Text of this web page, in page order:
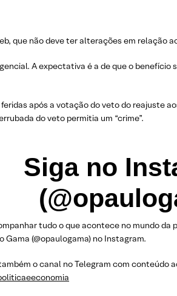
que não deve ter alterações em relação
A expectativa é a de que o benefício
após a votação do veto do reajuste
do veto permitia um “crime”.
Siga no
tudo o que acontece no mundo da
Gama (@opaulogama) no Instagram.
o canal no Telegram com conteúdo